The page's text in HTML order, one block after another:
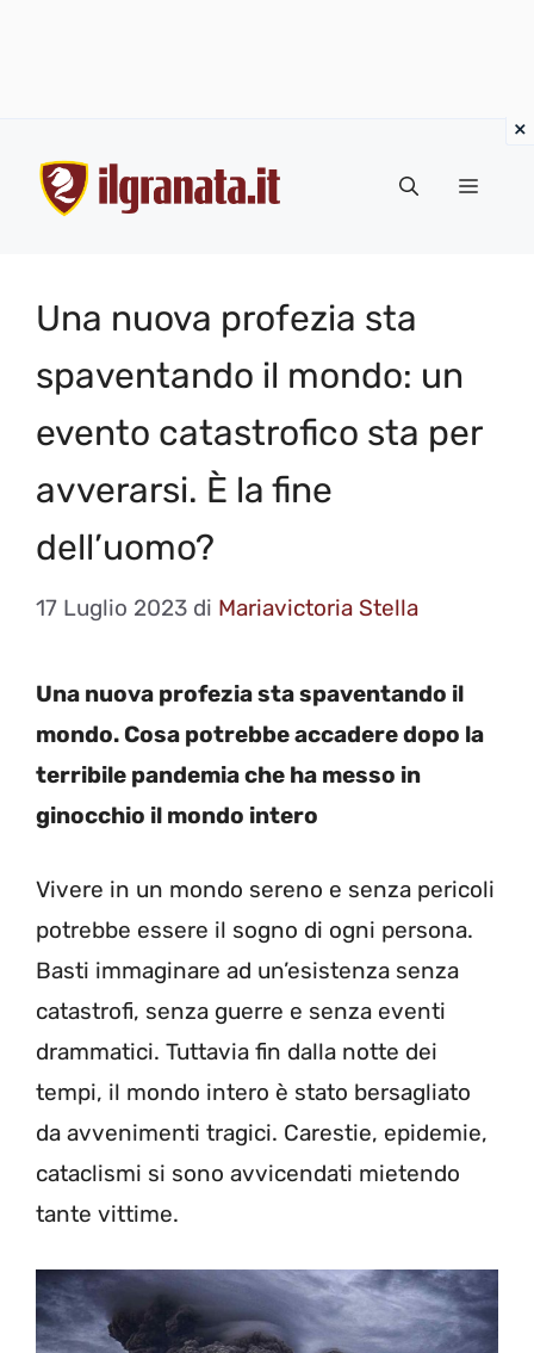
contenuto
Menu
Una nuova profezia sta
spaventando il mondo: un
evento catastrofico sta per
avverarsi. È la fine
dell’uomo?
17 Luglio 2023 di Mariavictoria Stella
Una nuova profezia sta spaventando il
mondo. Cosa potrebbe accadere dopo la
terribile pandemia che ha messo in
ginocchio il mondo intero
Vivere in un mondo sereno e senza pericoli
potrebbe essere il sogno di ogni persona.
Basti immaginare ad un’esistenza senza
catastrofi, senza guerre e senza eventi
drammatici. Tuttavia fin dalla notte dei
tempi, il mondo intero è stato bersagliato
da avvenimenti tragici. Carestie, epidemie,
cataclismi si sono avvicendati mietendo
tante vittime.